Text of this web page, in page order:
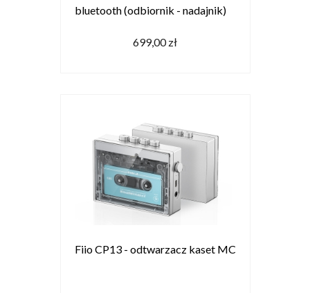
bluetooth (odbiornik - nadajnik)
699,00 zł
Fiio CP13 - odtwarzacz kaset MC